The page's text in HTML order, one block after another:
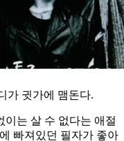
가 귓가에 맴돈다.
이는 살 수 없다는 애절
빠져있던 필자가 좋아